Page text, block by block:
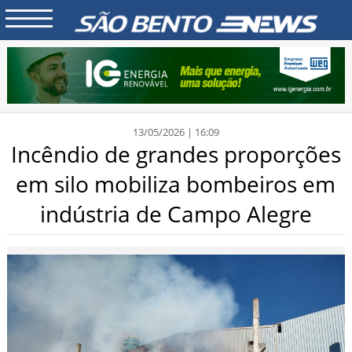
13/05/2026 | 16:09
Incêndio de grandes proporções
em silo mobiliza bombeiros em
indústria de Campo Alegre